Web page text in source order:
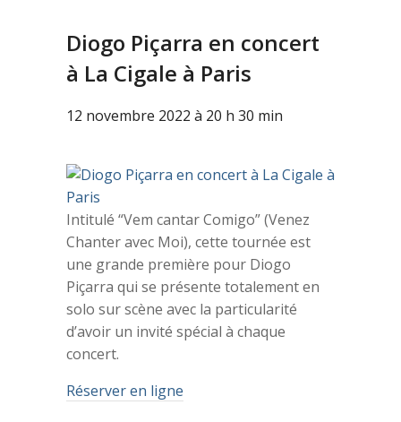
Diogo Piçarra en concert
à La Cigale à Paris
12 novembre 2022 à 20 h 30 min
Intitulé “Vem cantar Comigo” (Venez
Chanter avec Moi), cette tournée est
une grande première pour Diogo
Piçarra qui se présente totalement en
solo sur scène avec la particularité
d’avoir un invité spécial à chaque
concert.
Réserver en ligne